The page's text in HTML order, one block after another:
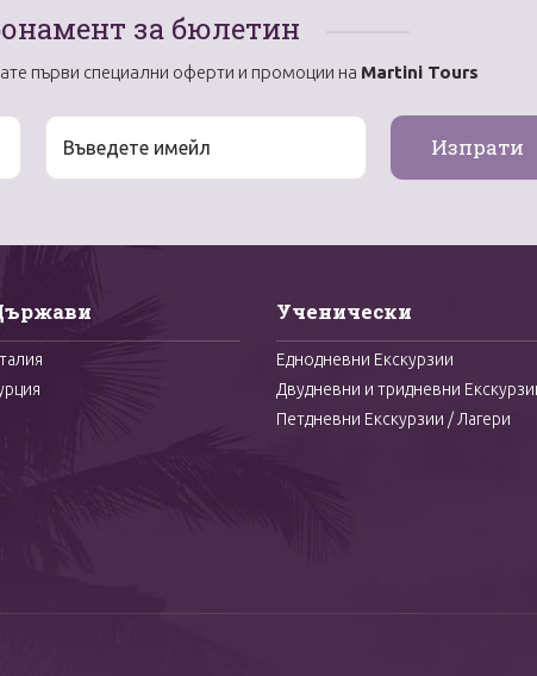
за бюлетин
първи специални оферти и промоции на Martini Tours
Ученически
Еднодневни Екскурзии
Двудневни и тридневни
Петдневни Екскурзии / Лагери